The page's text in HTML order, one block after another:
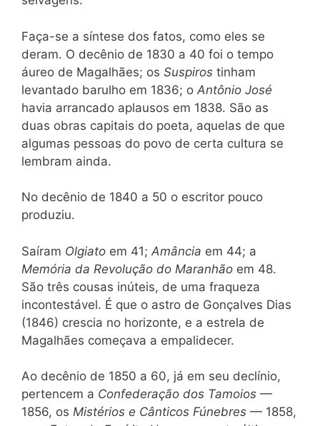
Faça-se a síntese dos fatos, como eles se
deram. O decênio de 1830 a 40 foi o tempo
áureo de Magalhães; os Suspiros tinham
levantado barulho em 1836; o Antônio José
havia arrancado aplausos em 1838. São as
duas obras capitais do poeta, aquelas de que
algumas pessoas do povo de certa cultura se
lembram ainda.
No decênio de 1840 a 50 o escritor pouco
produziu.
Saíram Olgiato em 41; Amância em 44; a
Memória da Revolução do Maranhão em 48.
São três cousas inúteis, de uma fraqueza
incontestável. É que o astro de Gonçalves Dias
(1846) crescia no horizonte, e a estrela de
Magalhães começava a empalidecer.
Ao decênio de 1850 a 60, já em seu declínio,
pertencem a Confederação dos Tamoios —
1856, os Mistérios e Cânticos Fúnebres — 1858,